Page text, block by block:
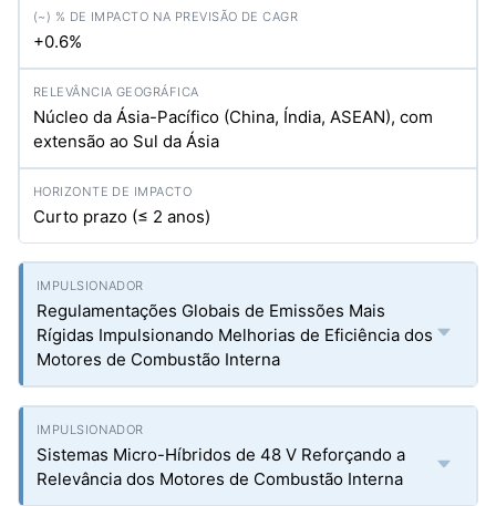
+0.6%
Núcleo da Ásia-Pacífico (China, Índia, ASEAN), com
extensão ao Sul da Ásia
Curto prazo (≤ 2 anos)
Regulamentações Globais de Emissões Mais
Rígidas Impulsionando Melhorias de Eficiência dos
Motores de Combustão Interna
Sistemas Micro-Híbridos de 48 V Reforçando a
Relevância dos Motores de Combustão Interna